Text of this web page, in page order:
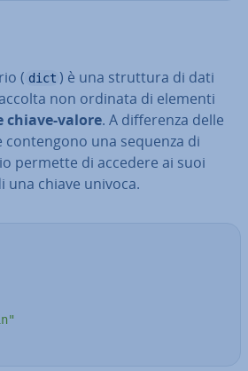
( dict ) è una struttura di dati
non ordinata di elementi
chiave-valore. A dif­fe­ren­za delle
con­ten­go­no una sequenza di
permette di accedere ai suoi
una chiave univoca.